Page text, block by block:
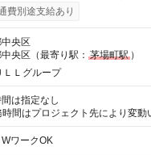
みなし残業代 21,675円／月 みな
業績賞与＋交通費＋各種手当 ※
円分）を含む。超過分は追加支
慮し初任給を決定。経験者の方
ップも。◢ 入社後の成長
は、しっかり給与で還元してい
。 エンジニアへの還元率は業界高水準の
スキルを磨いた分だけ、収入アッ
費別途支給あり
央区
央区（最寄り駅： 茅場町駅 ）
ＬＬグループ
は指定なし
間はプロジェクト先により変
時00分（休憩1時間） ・9時00分
ワークOK